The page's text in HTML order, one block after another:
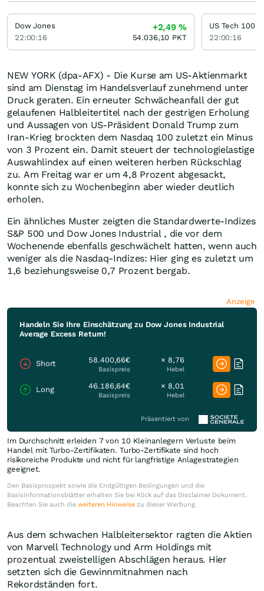
NEW YORK (dpa-AFX) - Die Kurse am US-Aktienmarkt
sind am Dienstag im Handelsverlauf zunehmend unter
Druck geraten. Ein erneuter Schwächeanfall der gut
gelaufenen Halbleitertitel nach der gestrigen Erholung
und Aussagen von US-Präsident Donald Trump zum
Iran-Krieg brockten dem Nasdaq 100 zuletzt ein Minus
von 3 Prozent ein. Damit steuert der technologielastige
Auswahlindex auf einen weiteren herben Rückschlag
zu. Am Freitag war er um 4,8 Prozent abgesackt,
konnte sich zu Wochenbeginn aber wieder deutlich
erholen.
Ein ähnliches Muster zeigten die Standardwerte-Indizes
S&P 500 und Dow Jones Industrial , die vor dem
Wochenende ebenfalls geschwächelt hatten, wenn auch
weniger als die Nasdaq-Indizes: Hier ging es zuletzt um
1,6 beziehungsweise 0,7 Prozent bergab.
Anzeige
Handeln Sie Ihre Einschätzung zu Dow Jones Industrial
Average Excess Return!
Short 58.400,66€
Basispreis
× 8,76
Hebel
Long 46.186,64€
Basispreis
× 8,01
Hebel
Präsentiert von
Im Durchschnitt erleiden 7 von 10 Kleinanlegern Verluste beim
Handel mit Turbo-Zertifikaten. Turbo-Zertifikate sind hoch
risikoreiche Produkte und nicht für langfristige Anlagestrategien
geeignet.
Den Basisprospekt sowie die Endgültigen Bedingungen und die
Basisinformationsblätter erhalten Sie bei Klick auf das Disclaimer Dokument.
Beachten Sie auch die weiteren Hinweise zu dieser Werbung.
Aus dem schwachen Halbleitersektor ragten die Aktien
von Marvell Technology und Arm Holdings mit
prozentual zweistelligen Abschlägen heraus. Hier
setzten sich die Gewinnmitnahmen nach
Rekordständen fort.
Dow Jones
22:00:16
+2,49%
54.036,10 PKT
US Tech 100
22:00:16